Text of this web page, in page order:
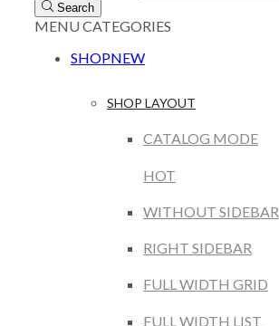
Search
MENUCATEGORIES
SHOPNEW
SHOP LAYOUT
CATALOG MODE
HOT
WITHOUT SIDEBAR
RIGHT SIDEBAR
FULL WIDTH GRID
FULL WIDTH LIST